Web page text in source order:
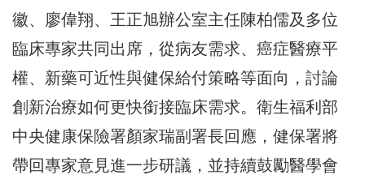
徽、廖偉翔、王正旭辦公室主任陳柏儒及多位
臨床專家共同出席，從病友需求、癌症醫療平
權、新藥可近性與健保給付策略等面向，討論
創新治療如何更快銜接臨床需求。衛生福利部
中央健康保險署顏家瑞副署長回應，健保署將
帶回專家意見進一步研議，並持續鼓勵醫學會